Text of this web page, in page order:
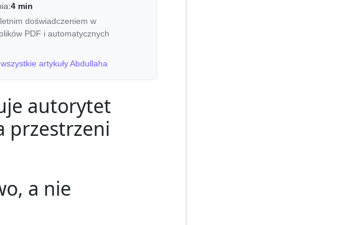
4 min
doświadczeniem w
PDF i automatycznych
artykuły Abdullaha
autorytet
przestrzeni
a nie